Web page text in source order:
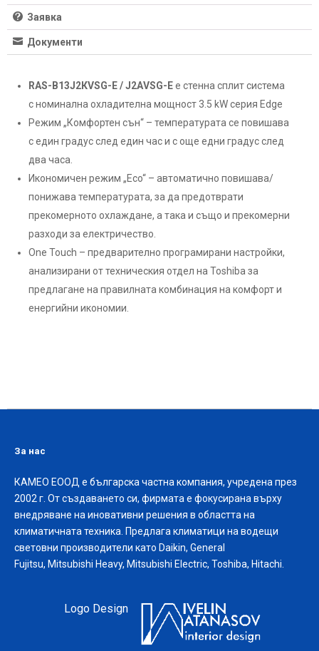
Заявка
Документи
RAS-B13J2КVSG-E / J2АVSG-Eе стенна сплит система
с номинална охладителна мощност 3.5 kW серия Edge
Режим „Комфортен сън“ – температурата се повишава
с един градус след един час и с още едни градус след
два часа.
Икономичен режим „Eco“ – автоматично повишава/
понижава температурата, за да предотврати
прекомерното охлаждане, а така и също и прекомерни
разходи за електричество.
One Touch – предварително програмирани настройки,
анализирани от техническия отдел на Toshiba за
предлагане на правилната комбинация на комфорт и
енергийни икономии.
За нас
КАМЕО ЕООД е българска частна компания, учредена през
2002 г. От създаването си, фирмата е фокусирана върху
внедряване на иновативни решения в областта на
климатичната техника. Предлага климатици на водещи
световни производители като Daikin, General
Fujitsu, Mitsubishi Heavy, Mitsubishi Electric, Toshiba, Hitachi.
Logo Design